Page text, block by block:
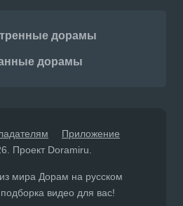
дорамы
дорамы
Приложение
Проект Doramiru.
мира Дорам на русском
видео для вас!